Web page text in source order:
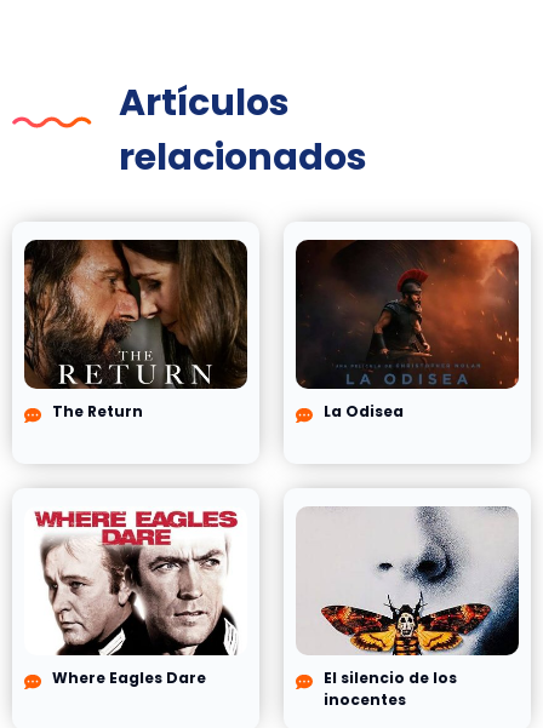
Artículos
relacionados
The Return La Odisea
Where Eagles Dare
El silencio de los
inocentes